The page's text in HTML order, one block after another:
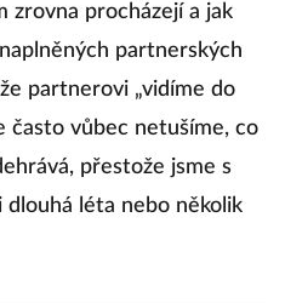
zrovna procházejí a jak
partnerských
partnerovi „vidíme do
často vůbec netušíme, co
přestože jsme s
léta nebo několik